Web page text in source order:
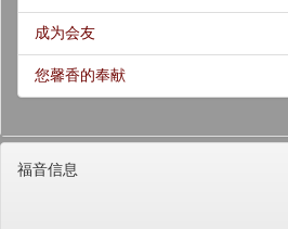
成为会友
您馨香的奉献
福音信息